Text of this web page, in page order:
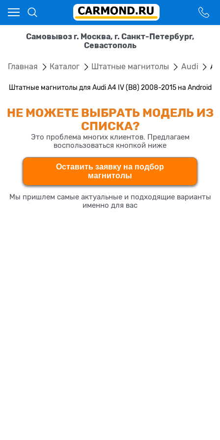
Самовывоз г. Москва, г. Санкт-Петербург,
Севастополь
Главная Каталог Штатные магнитолы Audi
Штатные магнитолы для Audi A4 IV (B8) 2008-2015 на Android
НЕ МОЖЕТЕ ВЫБРАТЬ МОДЕЛЬ ИЗ
СПИСКА?
Это проблема многих клиентов. Предлагаем
воспользоваться кнопкой ниже
Оставить заявку на подбор
магнитолы
Мы пришлем самые актуальные и подходящие варианты
именно для вас